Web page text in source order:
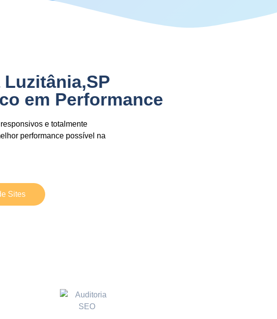
em Performance
e totalmente
performance possível na
Sites